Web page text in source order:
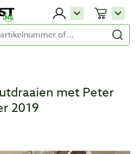
met Peter
2019